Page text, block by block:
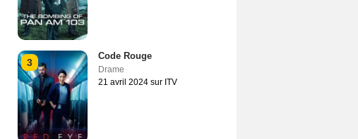
3
Code Rouge
Drame
21 avril 2024 sur ITV